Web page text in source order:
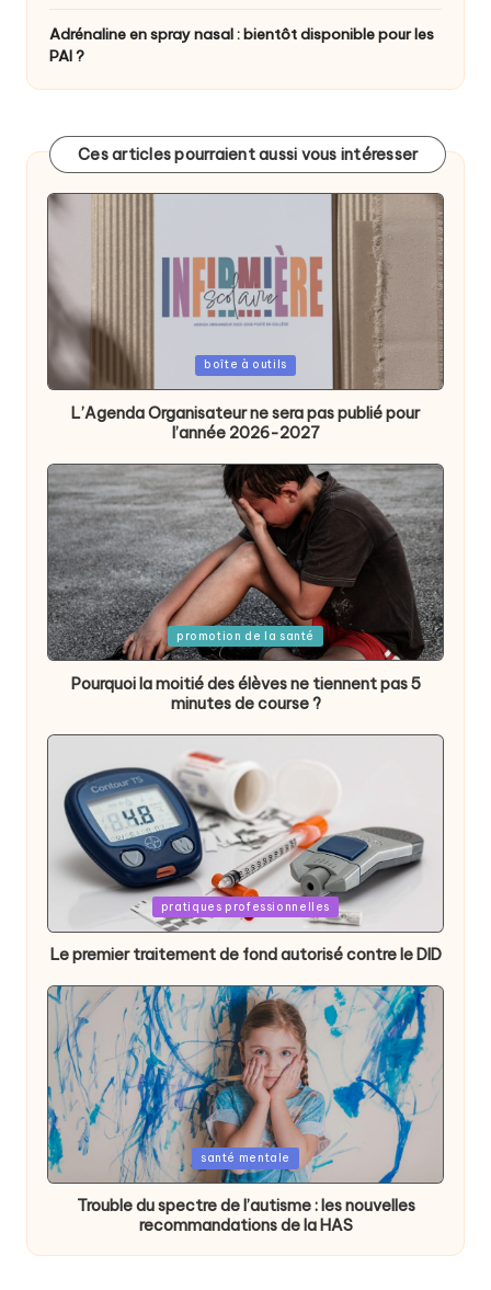
Adrénaline en spray nasal : bientôt disponible pour les
PAI ?
Ces articles pourraient aussi vous intéresser
Posted
in
boîte à outils
L’Agenda Organisateur ne sera pas publié pour
l’année 2026-2027
Posted
in
promotion de la santé
Pourquoi la moitié des élèves ne tiennent pas 5
minutes de course ?
in
pratiques professionnelles
Le premier traitement de fond autorisé contre le DID
Posted
in
santé mentale
Trouble du spectre de l’autisme : les nouvelles
recommandations de la HAS